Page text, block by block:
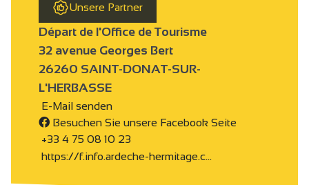
Unsere Partner
Départ de l'Office de Tourisme
32 avenue Georges Bert
26260 SAINT-DONAT-SUR-
L'HERBASSE
E-Mail senden
Besuchen Sie unsere Facebook Seite
+33 4 75 08 10 23
https://f.info.ardeche-hermitage.c…